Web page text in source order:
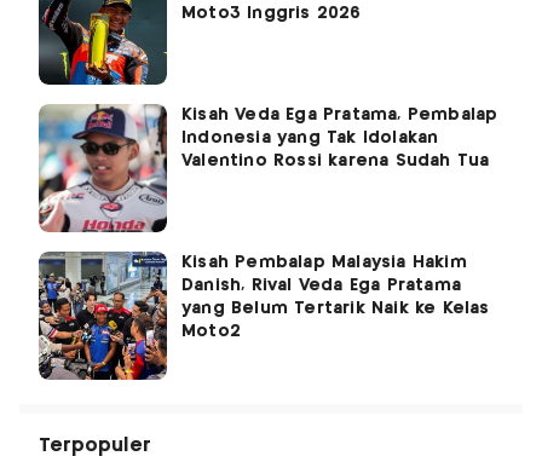
Moto3 Inggris 2026
Kisah Veda Ega Pratama, Pembalap
Indonesia yang Tak Idolakan
Valentino Rossi karena Sudah Tua
Kisah Pembalap Malaysia Hakim
Danish, Rival Veda Ega Pratama
yang Belum Tertarik Naik ke Kelas
Moto2
Terpopuler